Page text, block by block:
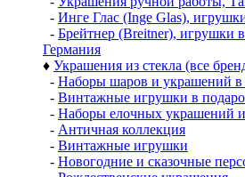
- Инге Глас (Inge Glas),
- Брейтнер (Breitner), игрушки
Германия
♦ Украшения из стекла (все
- Наборы шаров и украшений в
- Винтажные игрушки в
- Наборы елочных украшений
- Античная коллекция
- Винтажные игрушки
- Новогодние и сказочные